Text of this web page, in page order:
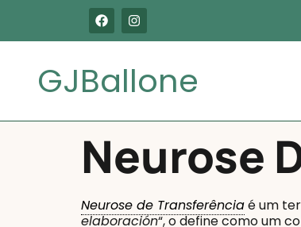
GJBallone
Neurose
Neurose de Transferênciaé um
elaboración“, o define como um